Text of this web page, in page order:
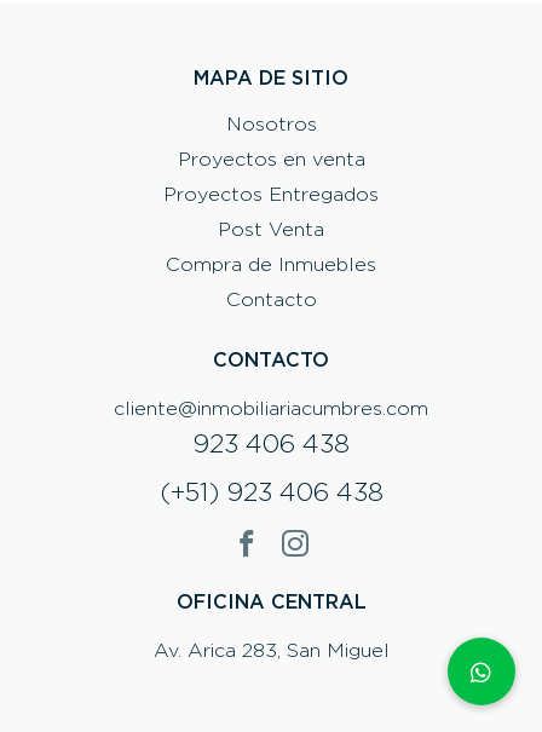
MAPA DE SITIO
Nosotros
Proyectos en venta
Proyectos Entregados
Post Venta
Compra de Inmuebles
Contacto
CONTACTO
cliente@inmobiliariacumbres.com
923 406 438
(+51) 923 406 438
OFICINA CENTRAL
Av. Arica 283, San Miguel